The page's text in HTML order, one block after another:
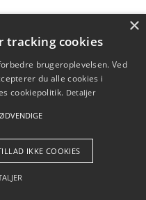
Pilanto Aps
Betingelser
×
tracking cookies
brugeroplevelsen. Ved
du alle cookies i
cookiepolitik. Detaljer
IKKE COOKIES